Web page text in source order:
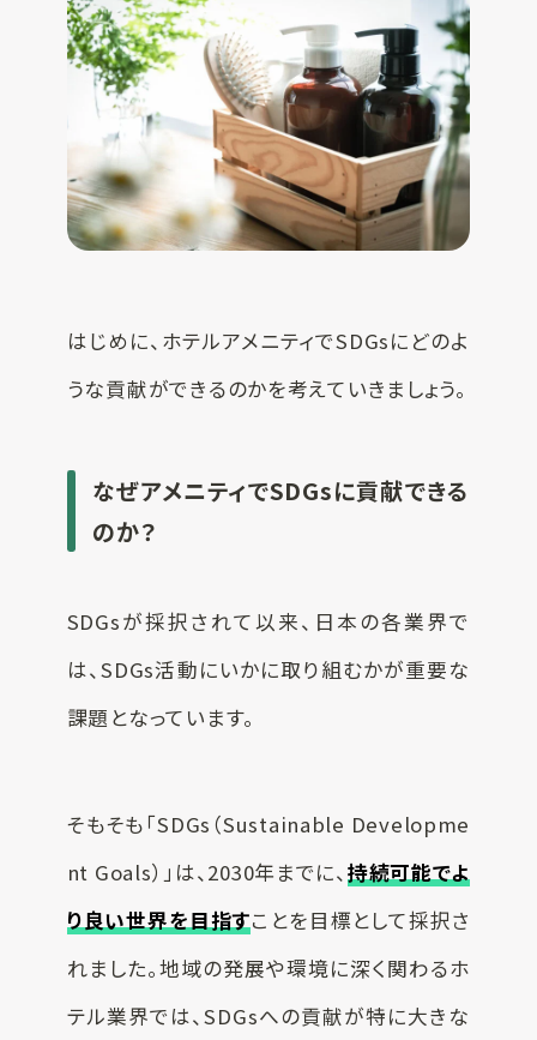
はじめに、ホテルアメニティでSDGsにどのよ
うな貢献ができるのかを考えていきましょう。
なぜアメニティでSDGsに貢献できる
のか？
SDGsが採択されて以来、日本の各業界で
は、SDGs活動にいかに取り組むかが重要な
課題となっています。
そもそも「SDGs（Sustainable Developme
nt Goals）」は、2030年までに、 持続可能でよ
り良い世界を目指すことを目標として採択さ
れました。地域の発展や環境に深く関わるホ
テル業界では、SDGsへの貢献が特に大きな